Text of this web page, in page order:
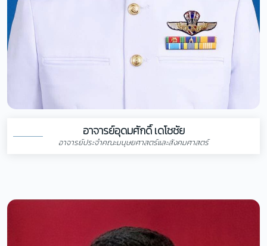
อาจารย์อุดมศักดิ์ เดโชชัย
อาจารย์ประจำคณะมนุษยศาสตร์และสังคมศาสตร์